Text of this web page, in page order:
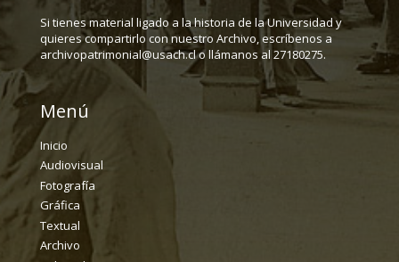
Si tienes material ligado a la historia de la Universidad y
quieres compartirlo con nuestro Archivo, escríbenos a
archivopatrimonial@usach.cl o llámanos al 27180275.
Menú
Inicio
Audiovisual
Fotografía
Gráfica
Textual
Archivo